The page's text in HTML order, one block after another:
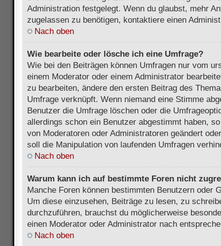
Administration festgelegt. Wenn du glaubst, mehr
zugelassen zu benötigen, kontaktiere einen
Nach oben
Wie bearbeite oder lösche ich eine Umfrage?
Wie bei den Beiträgen können Umfragen nur vom
einem Moderator oder einem Administrator
zu bearbeiten, ändere den ersten Beitrag des
Umfrage verknüpft. Wenn niemand eine Stimme
Benutzer die Umfrage löschen oder die
allerdings schon ein Benutzer abgestimmt haben,
von Moderatoren oder Administratoren geändert
soll die Manipulation von laufenden Umfragen
Nach oben
Warum kann ich auf bestimmte Foren nicht
Manche Foren können bestimmten Benutzern oder
Um diese einzusehen, Beiträge zu lesen, zu
durchzuführen, brauchst du möglicherweise
einen Moderator oder Administrator nach
Nach oben